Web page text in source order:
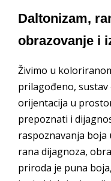
Daltonizam,
obrazovanje i
Živimo u
prilagođeno,
orijentacija u
prepoznati i
raspoznavanja
rana dijagnoza,
priroda je puna